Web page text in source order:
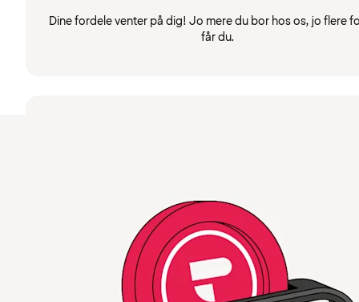
Dine fordele venter på dig! Jo mere du bor hos os, jo flere
får du.